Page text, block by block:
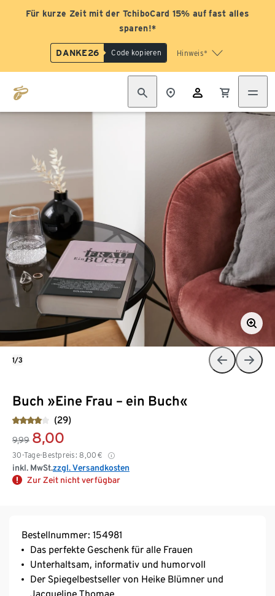
Für kurze Zeit mit der TchiboCard 15% auf fast alles
sparen!*
DANKE26 Code kopieren Hinweis*
Buch »Eine Frau – ein Buch«
(29)
9,99 8,00
30-Tage-Bestpreis: 8,00 €
inkl. MwSt.zzgl. Versandkosten
Zur Zeit nicht verfügbar
1/3
Bestellnummer: 154981
Das perfekte Geschenk für alle Frauen
Unterhaltsam, informativ und humorvoll
Der Spiegelbestseller von Heike Blümner und